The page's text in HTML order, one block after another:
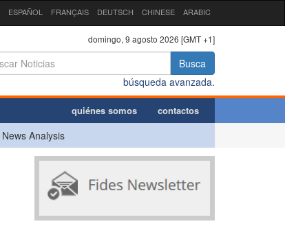
ESPAÑOL FRANÇAIS DEUTSCH CHINESE ARABIC
domingo, 9 agosto 2026 [GMT +1]
Busca
búsqueda avanzada.
quiénes somos contactos
News Analysis